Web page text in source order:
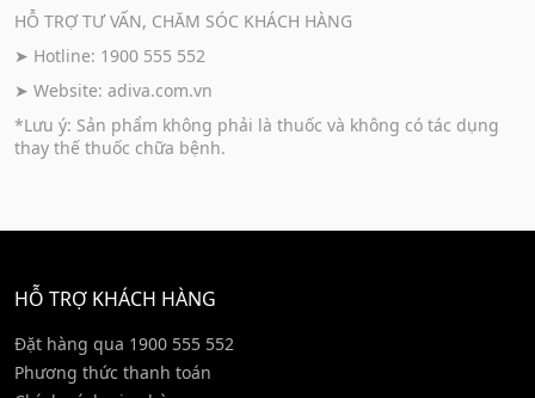
HỖ TRỢ TƯ VẤN, CHĂM SÓC KHÁCH HÀNG
➤ Hotline: 1900 555 552
➤ Website: adiva.com.vn
*Lưu ý: Sản phẩm không phải là thuốc và không có tác dụng
thay thế thuốc chữa bệnh.
HỖ TRỢ KHÁCH HÀNG
Đặt hàng qua 1900 555 552
Phương thức thanh toán